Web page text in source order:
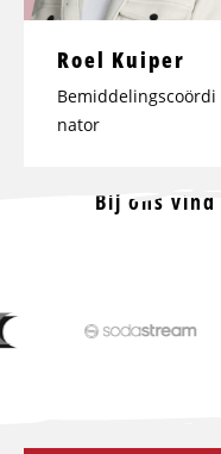
Roel Kuiper
Bemiddelingscoördi
nator
Bij ons